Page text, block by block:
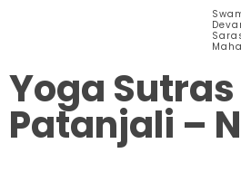
Yoga Sutras
Patanjali –